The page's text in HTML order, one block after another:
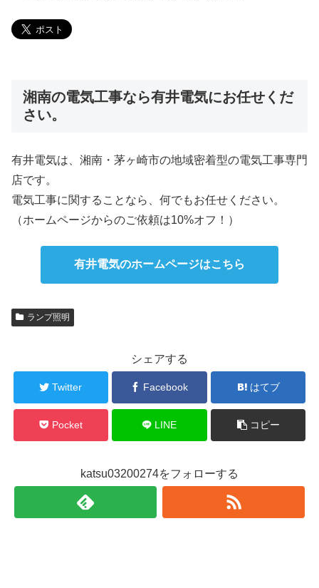
湘南の電気工事なら有井電気にお任せくだ
さい。
有井電気は、湘南・茅ヶ崎市の地域密着型の電気工事専門
店です。
電気工事に関することなら、何でもお任せください。
（ホームページからのご依頼は10%オフ！）
有井電気のホームページはこちら
ランプ照明
シェアする
Twitter Facebook はてブ
Pocket LINE コピー
katsu03200274をフォローする